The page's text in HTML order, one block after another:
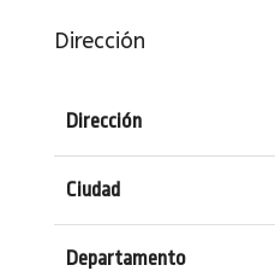
Dirección
Dirección
Ciudad
Departamento